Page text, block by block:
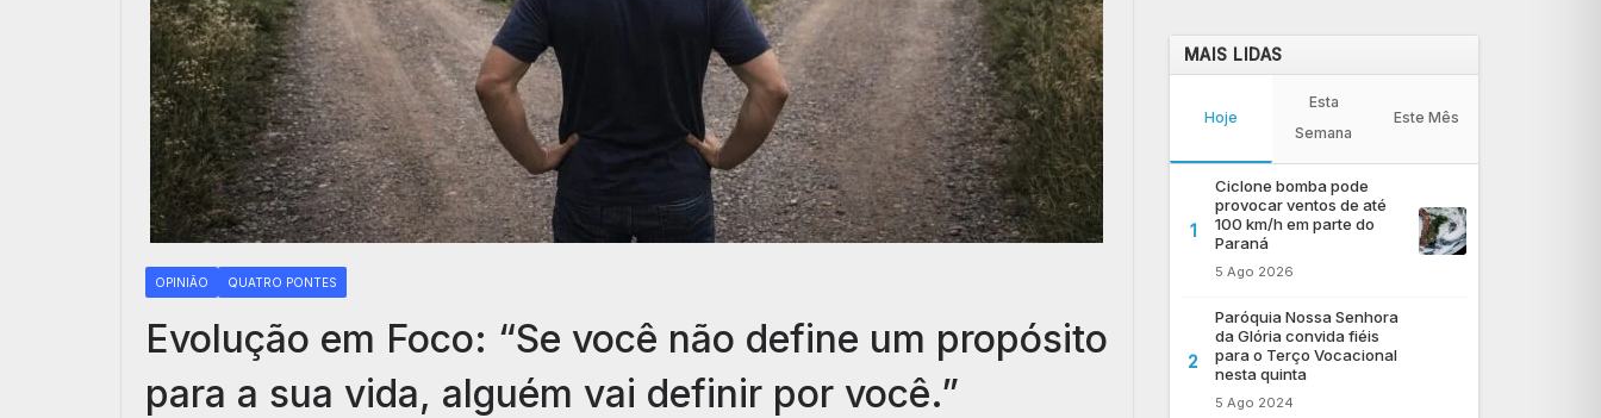
OPINIÃO QUATRO PONTES
Evolução em Foco: “Se você não define um propósito
para a sua vida, alguém vai definir por você.”
MAIS LIDAS
Hoje
Esta
Semana
Este Mês
1
Ciclone bomba pode
provocar ventos de até
100 km/h em parte do
Paraná
5 Ago 2026
2
Paróquia Nossa Senhora
da Glória convida fiéis
para o Terço Vocacional
nesta quinta
5 Ago 2024